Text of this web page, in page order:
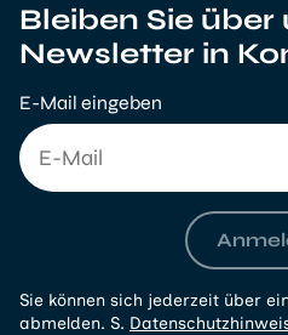
Bleiben Sie über
Newsletter in
E-Mail eingeben
Sie können sich jederzeit über
abmelden. S.